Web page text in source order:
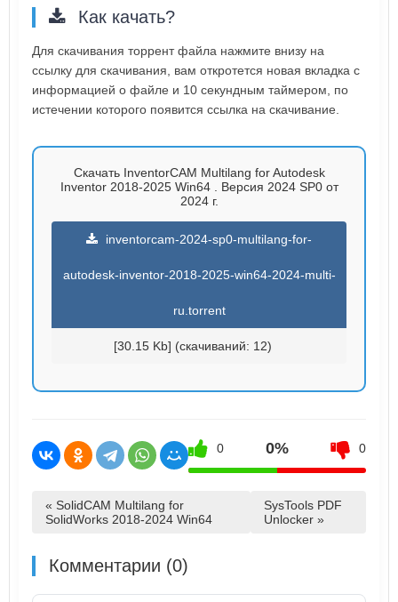
Как качать?
Для скачивания торрент файла нажмите внизу на
ссылку для скачивания, вам откротется новая вкладка с
информацией о файле и 10 секундным таймером, по
истечении которого появится ссылка на скачивание.
Скачать InventorCAM Multilang for Autodesk
Inventor 2018-2025 Win64 . Версия 2024 SP0 от
2024 г.
inventorcam-2024-sp0-multilang-for-
autodesk-inventor-2018-2025-win64-2024-multi-
ru.torrent
[30.15 Kb] (cкачиваний: 12)
0 0% 0
« SolidCAM Multilang for
SolidWorks 2018-2024 Win64
SysTools PDF
Unlocker »
Комментарии (0)